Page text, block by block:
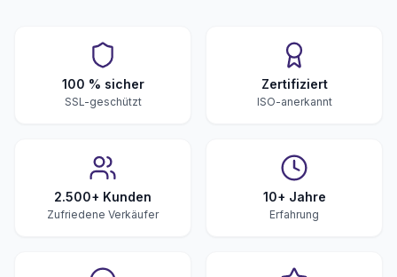
100 % sicher
SSL-geschützt
Zertifiziert
ISO-anerkannt
2.500+ Kunden
Zufriedene Verkäufer
10+ Jahre
Erfahrung